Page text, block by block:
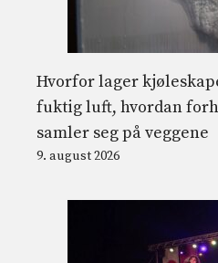
Hvorfor lager
fuktig luft, hvordan
samler seg på veggene
9. august 2026